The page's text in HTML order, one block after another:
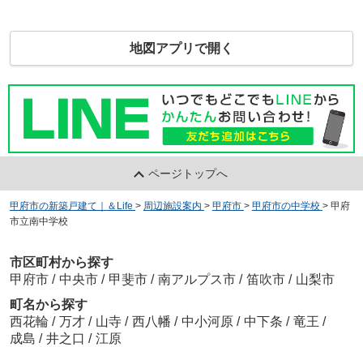
地図アプリで開く
ページトップへ
甲府市の新築戸建て｜＆Life > 周辺施設案内 > 甲府市 > 甲府市の中学校 > 甲府
市立南中学校
市区町村から探す
甲府市 / 中央市 / 甲斐市 / 南アルプス市 / 笛吹市 / 山梨市
町名から探す
西花輪 / 万才 / 山寺 / 西八幡 / 中小河原 / 中下条 / 竜王 /
成島 / 井之口 / 江原